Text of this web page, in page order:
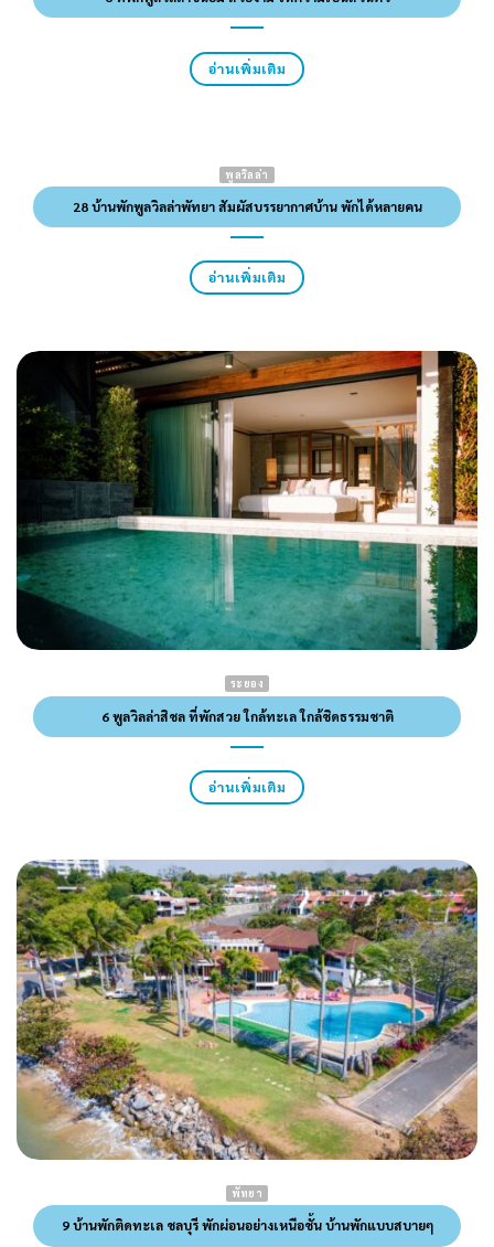
อ่านเพิ่มเติม
พูลวิลล่า
28 บ้านพักพูลวิลล่าพัทยา สัมผัสบรรยากาศบ้าน พักได้หลายคน
อ่านเพิ่มเติม
ระยอง
6 พูลวิลล่าสิชล ที่พักสวย ใกล้ทะเล ใกล้ชิดธรรมชาติ
อ่านเพิ่มเติม
พัทยา
9 บ้านพักติดทะเล ชลบุรี พักผ่อนอย่างเหนือชั้น บ้านพักแบบสบายๆ